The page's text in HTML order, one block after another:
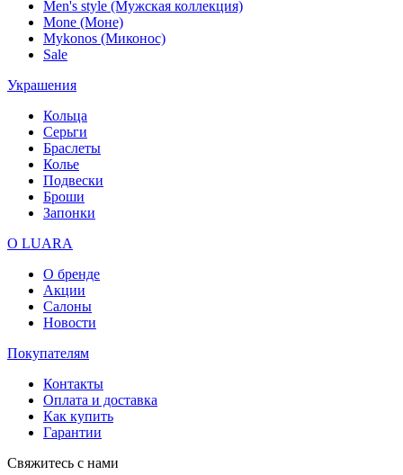
Men's style (Мужская коллекция)
Mone (Моне)
Mykonos (Миконос)
Sale
Украшения
Кольца
Серьги
Браслеты
Колье
Подвески
Броши
Запонки
О LUARA
О бренде
Акции
Салоны
Новости
Покупателям
Контакты
Оплата и доставка
Как купить
Гарантии
Свяжитесь с нами